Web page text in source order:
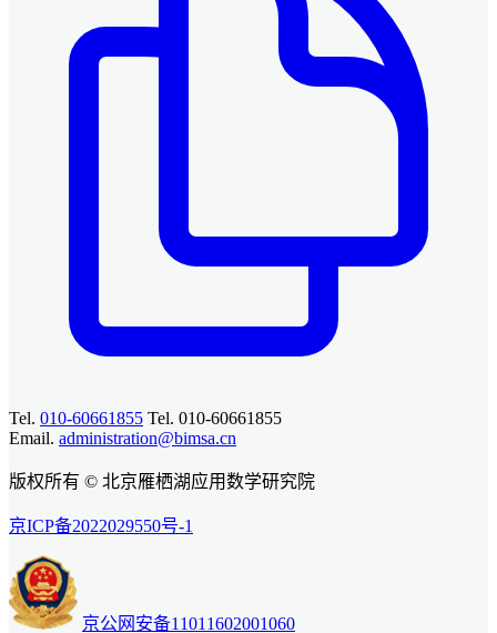
Tel. 010-60661855 Tel. 010-60661855
Email. administration@bimsa.cn
版权所有 © 北京雁栖湖应用数学研究院
京ICP备2022029550号-1
京公网安备11011602001060